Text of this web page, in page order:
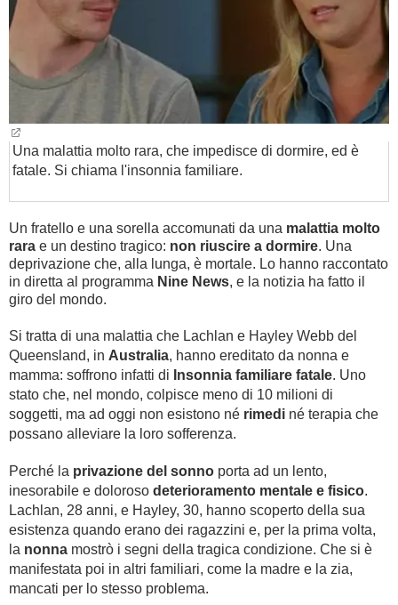
GUIDE
FORUM
Una malattia molto rara, che impedisce di dormire, ed è
fatale. Si chiama l'insonnia familiare.
Un fratello e una sorella accomunati da una malattia molto
rara e un destino tragico: non riuscire a dormire. Una
deprivazione che, alla lunga, è mortale. Lo hanno raccontato
in diretta al programma Nine News, e la notizia ha fatto il
giro del mondo.
Si tratta di una malattia che Lachlan e Hayley Webb del
Queensland, in Australia, hanno ereditato da nonna e
mamma: soffrono infatti di Insonnia familiare fatale. Uno
stato che, nel mondo, colpisce meno di 10 milioni di
soggetti, ma ad oggi non esistono né rimedi né terapia che
possano alleviare la loro sofferenza.
Perché la privazione del sonno porta ad un lento,
inesorabile e doloroso deterioramento mentale e fisico.
Lachlan, 28 anni, e Hayley, 30, hanno scoperto della sua
esistenza quando erano dei ragazzini e, per la prima volta,
la nonna mostrò i segni della tragica condizione. Che si è
manifestata poi in altri familiari, come la madre e la zia,
mancati per lo stesso problema.